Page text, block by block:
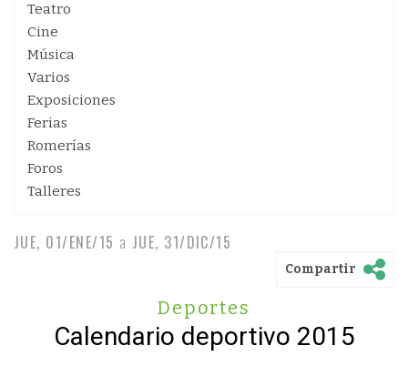
Teatro
Cine
Música
Varios
Exposiciones
Ferias
Romerías
Foros
Talleres
JUE, 01/ENE/15 a JUE, 31/DIC/15
Compartir
Deportes
Calendario deportivo 2015